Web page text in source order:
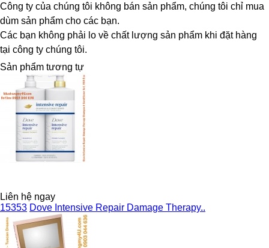
Công ty của chúng tôi không bán sản phẩm, chúng tôi chỉ mua
dùm sản phẩm cho các bạn.
Các bạn không phải lo về chất lượng sản phẩm khi đặt hàng
tại công ty chúng tôi.
Sản phẩm tương tự
Liên hệ ngay
15353 Dove Intensive Repair Damage Therapy..